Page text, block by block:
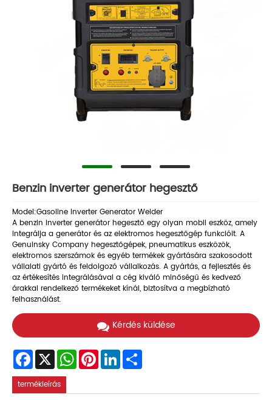
Benzin inverter generátor hegesztő
Model:Gasoline Inverter Generator Welder
A benzin inverter generátor hegesztő egy olyan mobil eszköz, amely
integrálja a generátor és az elektromos hegesztőgép funkcióit. A
Genuinsky Company hegesztőgépek, pneumatikus eszközök,
elektromos szerszámok és egyéb termékek gyártására szakosodott
vállalati gyártó és feldolgozó vállalkozás. A gyártás, a fejlesztés és
az értékesítés integrálásával a cég kiváló minőségű és kedvező
árakkal rendelkező termékeket kínál, biztosítva a megbízható
felhasználást.
Kérdés küldése
Facebook
X WhatsAppPinterestLinkedIn
termékleírás